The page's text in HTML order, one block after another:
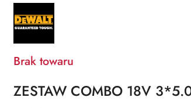
NAZWA
PRODUCENTA:
DEWALT
Brak towaru
ZESTAW COMBO 18V